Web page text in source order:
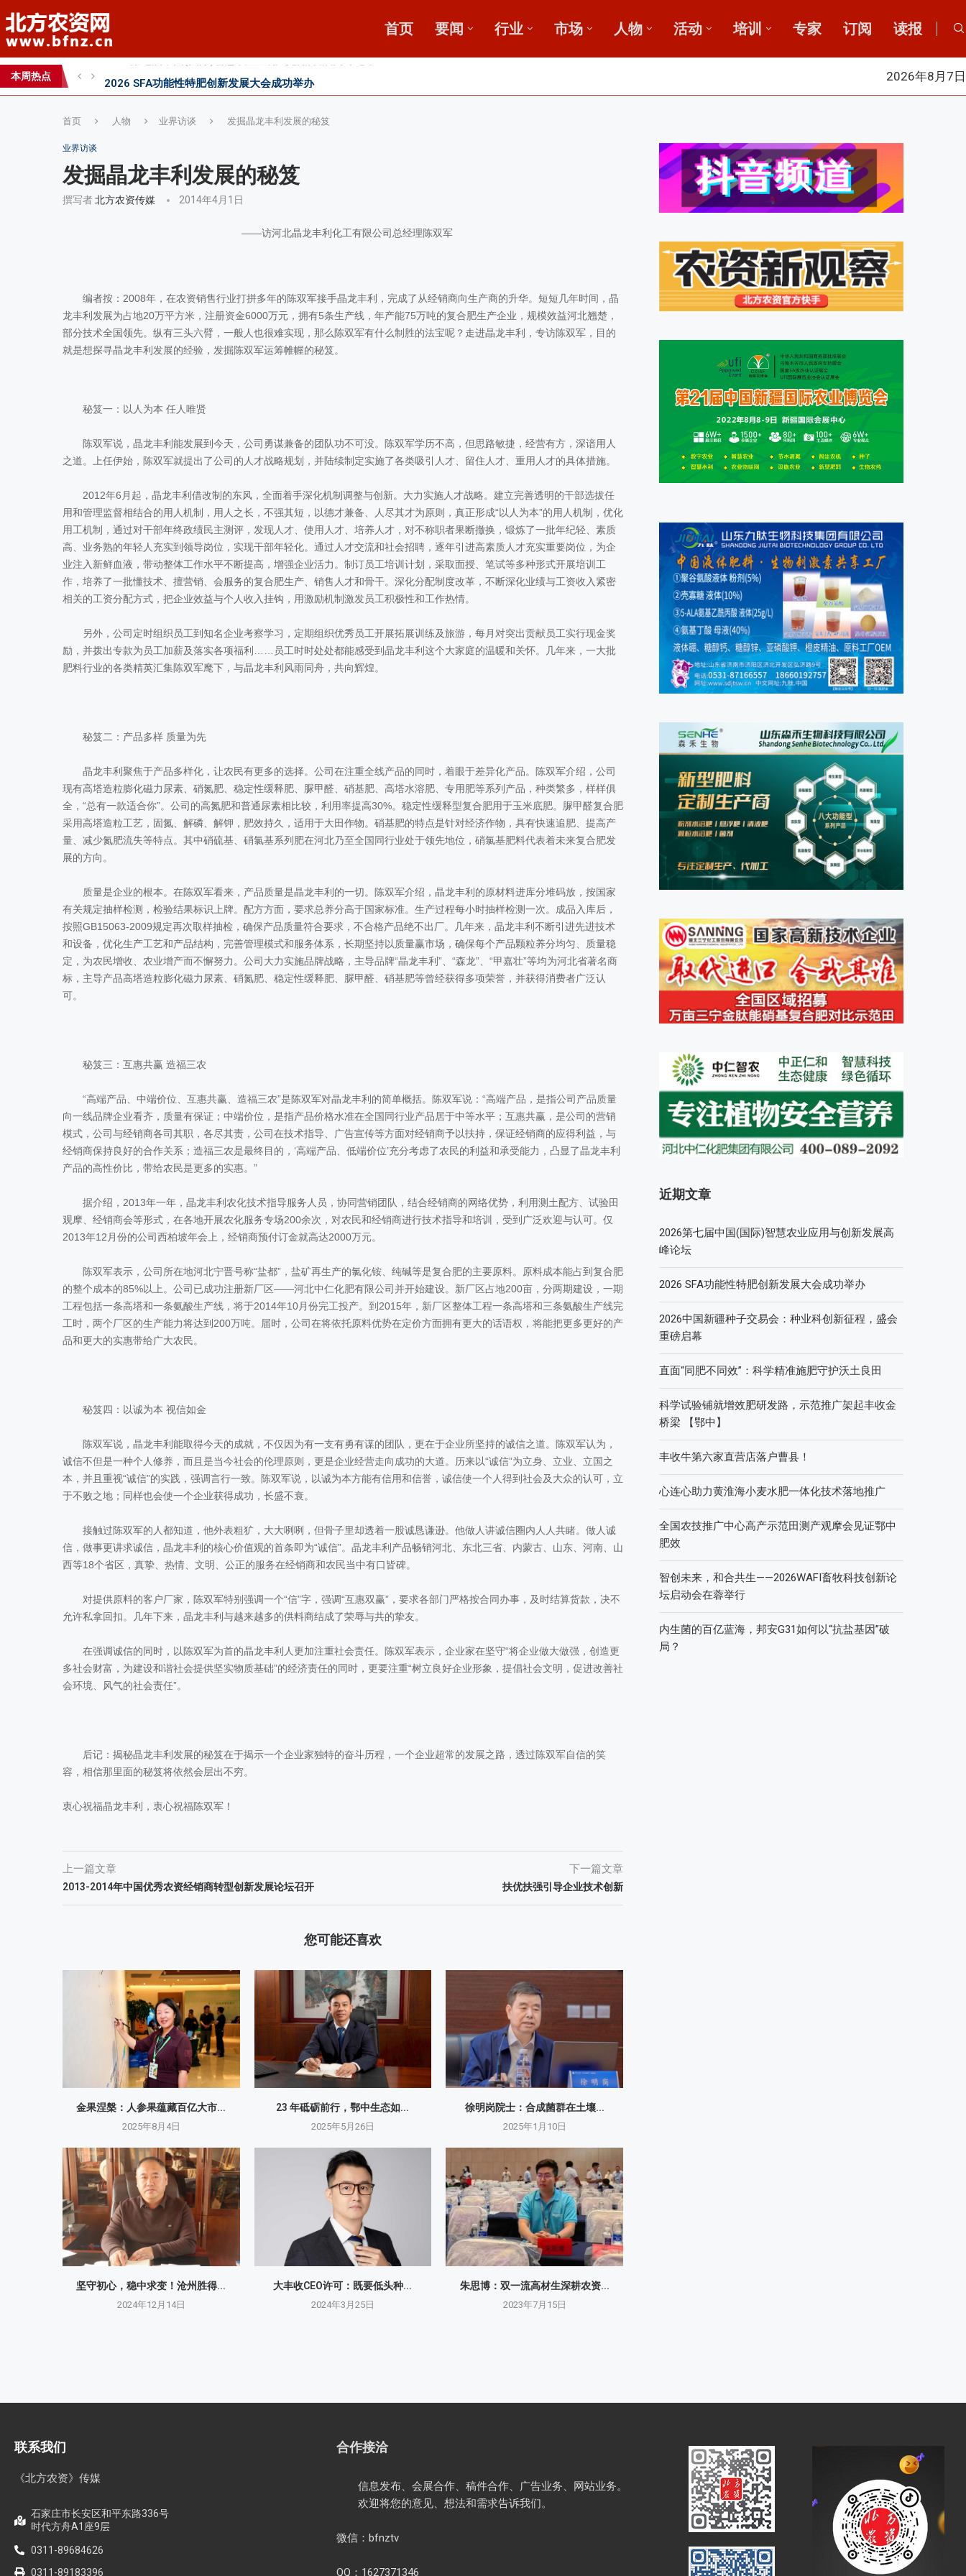
首页 要闻 行业 市场 人物 活动 培训 专家 订阅 读报
本周热点
2026中国新疆种子交易会：种业科创新征程，盛会重磅启幕
直面“同肥不同效”：科学精准施肥守护沃土良田
2026年8月7日
首页 人物 业界访谈 发掘晶龙丰利发展的秘笈
业界访谈
发掘晶龙丰利发展的秘笈
撰写者北方农资传媒 2014年4月1日
——访河北晶龙丰利化工有限公司总经理陈双军
编者按：2008年，在农资销售行业打拼多年的陈双军接手晶龙丰利，完成了从经销商向生产商的升华。短短几年时间，晶
龙丰利发展为占地20万平方米，注册资金6000万元，拥有5条生产线，年产能75万吨的复合肥生产企业，规模效益河北翘楚，
部分技术全国领先。纵有三头六臂，一般人也很难实现，那么陈双军有什么制胜的法宝呢？走进晶龙丰利，专访陈双军，目的
就是想探寻晶龙丰利发展的经验，发掘陈双军运筹帷幄的秘笈。
秘笈一：以人为本 任人唯贤
陈双军说，晶龙丰利能发展到今天，公司勇谋兼备的团队功不可没。陈双军学历不高，但思路敏捷，经营有方，深谙用人
之道。上任伊始，陈双军就提出了公司的人才战略规划，并陆续制定实施了各类吸引人才、留住人才、重用人才的具体措施。
2012年6月起，晶龙丰利借改制的东风，全面着手深化机制调整与创新。大力实施人才战略。建立完善透明的干部选拔任
用和管理监督相结合的用人机制，用人之长，不强其短，以德才兼备、人尽其才为原则，真正形成“以人为本”的用人机制，优化
用工机制，通过对干部年终政绩民主测评，发现人才、使用人才、培养人才，对不称职者果断撤换，锻炼了一批年纪轻、素质
高、业务熟的年轻人充实到领导岗位，实现干部年轻化。通过人才交流和社会招聘，逐年引进高素质人才充实重要岗位，为企
业注入新鲜血液，带动整体工作水平不断提高，增强企业活力。制订员工培训计划，采取面授、笔试等多种形式开展培训工
作，培养了一批懂技术、擅营销、会服务的复合肥生产、销售人才和骨干。深化分配制度改革，不断深化业绩与工资收入紧密
相关的工资分配方式，把企业效益与个人收入挂钩，用激励机制激发员工积极性和工作热情。
另外，公司定时组织员工到知名企业考察学习，定期组织优秀员工开展拓展训练及旅游，每月对突出贡献员工实行现金奖
励，并拨出专款为员工加薪及落实各项福利……员工时时处处都能感受到晶龙丰利这个大家庭的温暖和关怀。几年来，一大批
肥料行业的各类精英汇集陈双军麾下，与晶龙丰利风雨同舟，共向辉煌。
秘笈二：产品多样 质量为先
晶龙丰利聚焦于产品多样化，让农民有更多的选择。公司在注重全线产品的同时，着眼于差异化产品。陈双军介绍，公司
现有高塔造粒膨化磁力尿素、硝氮肥、稳定性缓释肥、脲甲醛、硝基肥、高塔水溶肥、专用肥等系列产品，种类繁多，样样俱
全，“总有一款适合你”。公司的高氮肥和普通尿素相比较，利用率提高30%。稳定性缓释型复合肥用于玉米底肥。脲甲醛复合肥
采用高塔造粒工艺，固氮、解磷、解钾，肥效持久，适用于大田作物。硝基肥的特点是针对经济作物，具有快速追肥、提高产
量、减少氮肥流失等特点。其中硝硫基、硝氯基系列肥在河北乃至全国同行业处于领先地位，硝氯基肥料代表着未来复合肥发
展的方向。
质量是企业的根本。在陈双军看来，产品质量是晶龙丰利的一切。陈双军介绍，晶龙丰利的原材料进库分堆码放，按国家
有关规定抽样检测，检验结果标识上牌。配方方面，要求总养分高于国家标准。生产过程每小时抽样检测一次。成品入库后，
按照GB15063-2009规定再次取样抽检，确保产品质量符合要求，不合格产品绝不出厂。几年来，晶龙丰利不断引进先进技术
和设备，优化生产工艺和产品结构，完善管理模式和服务体系，长期坚持以质量赢市场，确保每个产品颗粒养分均匀、质量稳
定，为农民增收、农业增产而不懈努力。公司大力实施品牌战略，主导品牌“晶龙丰利”、“森龙”、“甲嘉壮”等均为河北省著名商
标，主导产品高塔造粒膨化磁力尿素、硝氮肥、稳定性缓释肥、脲甲醛、硝基肥等曾经获得多项荣誉，并获得消费者广泛认
可。
秘笈三：互惠共赢 造福三农
“高端产品、中端价位、互惠共赢、造福三农”是陈双军对晶龙丰利的简单概括。陈双军说：“高端产品，是指公司产品质量
向一线品牌企业看齐，质量有保证；中端价位，是指产品价格水准在全国同行业产品居于中等水平；互惠共赢，是公司的营销
模式，公司与经销商各司其职，各尽其责，公司在技术指导、广告宣传等方面对经销商予以扶持，保证经销商的应得利益，与
经销商保持良好的合作关系；造福三农是最终目的，‘高端产品、低端价位’充分考虑了农民的利益和承受能力，凸显了晶龙丰利
产品的高性价比，带给农民是更多的实惠。”
据介绍，2013年一年，晶龙丰利农化技术指导服务人员，协同营销团队，结合经销商的网络优势，利用测土配方、试验田
观摩、经销商会等形式，在各地开展农化服务专场200余次，对农民和经销商进行技术指导和培训，受到广泛欢迎与认可。仅
2013年12月份的公司西柏坡年会上，经销商预付订金就高达2000万元。
陈双军表示，公司所在地河北宁晋号称“盐都”，盐矿再生产的氯化铵、纯碱等是复合肥的主要原料。原料成本能占到复合肥
的整个成本的85%以上。公司已成功注册新厂区——河北中仁化肥有限公司并开始建设。新厂区占地200亩，分两期建设，一期
工程包括一条高塔和一条氨酸生产线，将于2014年10月份完工投产。到2015年，新厂区整体工程一条高塔和三条氨酸生产线完
工时，两个厂区的生产能力将达到200万吨。届时，公司在将依托原料优势在定价方面拥有更大的话语权，将能把更多更好的产
品和更大的实惠带给广大农民。
秘笈四：以诚为本 视信如金
陈双军说，晶龙丰利能取得今天的成就，不仅因为有一支有勇有谋的团队，更在于企业所坚持的诚信之道。陈双军认为，
诚信不但是一种个人修养，而且是当今社会的伦理原则，更是企业经营走向成功的大道。历来以“诚信”为立身、立业、立国之
本，并且重视“诚信”的实践，强调言行一致。陈双军说，以诚为本方能有信用和信誉，诚信使一个人得到社会及大众的认可，立
于不败之地；同样也会使一个企业获得成功，长盛不衰。
接触过陈双军的人都知道，他外表粗犷，大大咧咧，但骨子里却透着一股诚恳谦逊。他做人讲诚信圈内人人共睹。做人诚
信，做事更讲求诚信，晶龙丰利的核心价值观的首条即为“诚信”。晶龙丰利产品畅销河北、东北三省、内蒙古、山东、河南、山
西等18个省区，真挚、热情、文明、公正的服务在经销商和农民当中有口皆碑。
对提供原料的客户厂家，陈双军特别强调一个“信”字，强调“互惠双赢”，要求各部门严格按合同办事，及时结算货款，决不
允许私拿回扣。几年下来，晶龙丰利与越来越多的供料商结成了荣辱与共的挚友。
在强调诚信的同时，以陈双军为首的晶龙丰利人更加注重社会责任。陈双军表示，企业家在坚守“将企业做大做强，创造更
多社会财富，为建设和谐社会提供坚实物质基础”的经济责任的同时，更要注重“树立良好企业形象，提倡社会文明，促进改善社
会环境、风气的社会责任”。
后记：揭秘晶龙丰利发展的秘笈在于揭示一个企业家独特的奋斗历程，一个企业超常的发展之路，透过陈双军自信的笑
容，相信那里面的秘笈将依然会层出不穷。
衷心祝福晶龙丰利，衷心祝福陈双军！
上一篇文章
2013-2014年中国优秀农资经销商转型创新发展论坛召开
下一篇文章
扶优扶强引导企业技术创新
您可能还喜欢
金果涅槃：人参果蕴藏百亿大市...
2025年8月4日
23 年砥砺前行，鄂中生态如...
2025年5月26日
徐明岗院士：​合成菌群在土壤...
2025年1月10日
坚守初心，稳中求变！沧州胜得...
2024年12月14日
大丰收CEO许可：既要低头种...
2024年3月25日
朱思博：双一流高材生深耕农资...
2023年7月15日
近期文章
2026第七届中国(国际)智慧农业应用与创新发展高
峰论坛
2026 SFA功能性特肥创新发展大会成功举办
2026中国新疆种子交易会：种业科创新征程，盛会
重磅启幕
直面“同肥不同效”：科学精准施肥守护沃土良田
科学试验铺就增效肥研发路，示范推广架起丰收金
桥梁 【鄂中】
丰收牛第六家直营店落户曹县！
心连心助力黄淮海小麦水肥一体化技术落地推广
全国农技推广中心高产示范田测产观摩会见证鄂中
肥效
智创未来，和合共生——2026WAFI畜牧科技创新论
坛启动会在蓉举行
内生菌的百亿蓝海，邦安G31如何以“抗盐基因”破
局？
联系我们
《北方农资》传媒
石家庄市长安区和平东路336号
时代方舟A1座9层
0311-89684626
0311-89183396
合作接洽
信息发布、会展合作、稿件合作、广告业务、网站业务。
欢迎将您的意见、想法和需求告诉我们。
微信：bfnztv
QQ：1627371346